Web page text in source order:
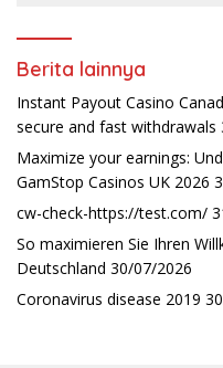
Berita lainnya
Instant Payout Casino
secure and fast withdrawals
Maximize your earnings:
GamStop Casinos UK 2026
cw-check-https://test.com/
So maximieren Sie Ihren
Deutschland 30/07/2026
Coronavirus disease 2019